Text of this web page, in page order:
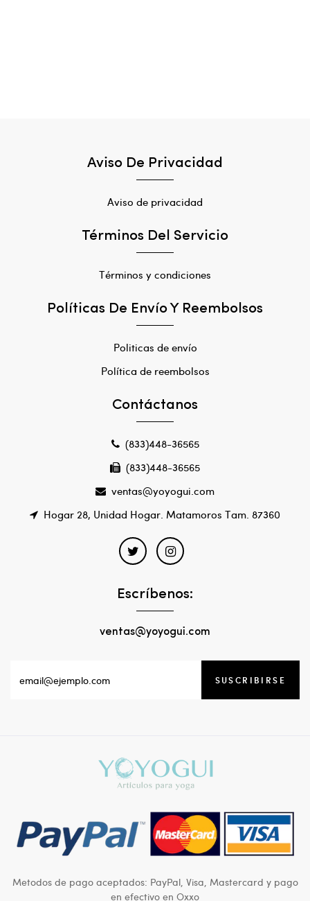
Aviso De Privacidad
Aviso de privacidad
Términos Del Servicio
Términos y condiciones
Políticas De Envío Y Reembolsos
Politicas de envío
Política de reembolsos
Contáctanos
(833)448-36565
(833)448-36565
ventas@yoyogui.com
Hogar 28, Unidad Hogar. Matamoros Tam. 87360
Escríbenos:
ventas@yoyogui.com
SUSCRIBIRSE
Metodos de pago aceptados: PayPal, Visa, Mastercard y pago
en efectivo en Oxxo